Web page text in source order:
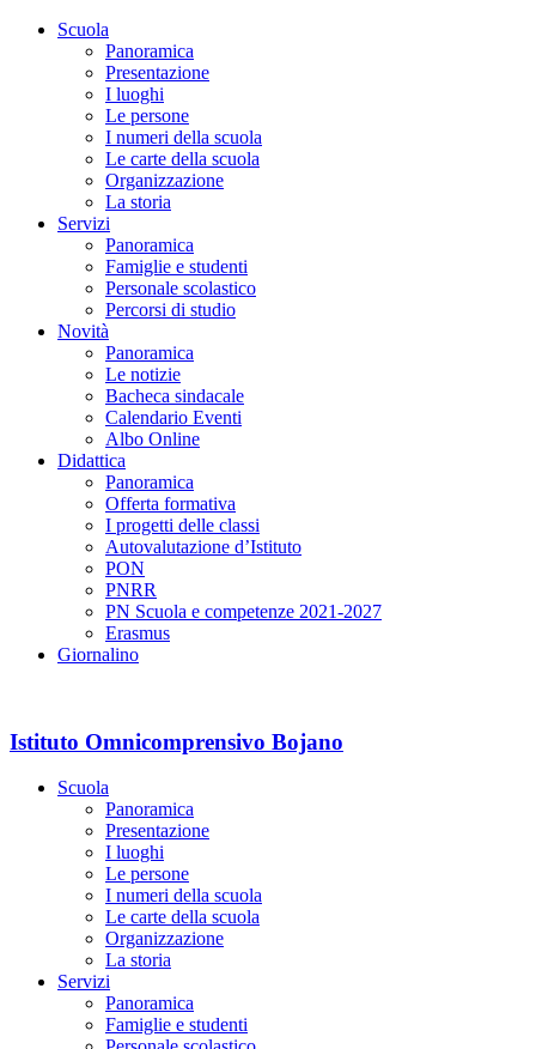
Scuola
Panoramica
Presentazione
I luoghi
Le persone
I numeri della scuola
Le carte della scuola
Organizzazione
La storia
Servizi
Panoramica
Famiglie e studenti
Personale scolastico
Percorsi di studio
Novità
Panoramica
Le notizie
Bacheca sindacale
Calendario Eventi
Albo Online
Didattica
Panoramica
Offerta formativa
I progetti delle classi
Autovalutazione d’Istituto
PON
PNRR
PN Scuola e competenze 2021-2027
Erasmus
Giornalino
Istituto Omnicomprensivo Bojano
Scuola
Panoramica
Presentazione
I luoghi
Le persone
I numeri della scuola
Le carte della scuola
Organizzazione
La storia
Servizi
Panoramica
Famiglie e studenti